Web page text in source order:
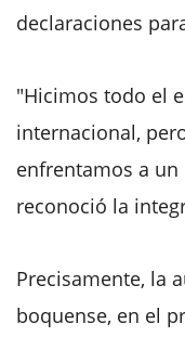
declaraciones
"Hicimos todo el
internacional,
enfrentamos a
reconoció la
Precisamente, la
boquense, en el